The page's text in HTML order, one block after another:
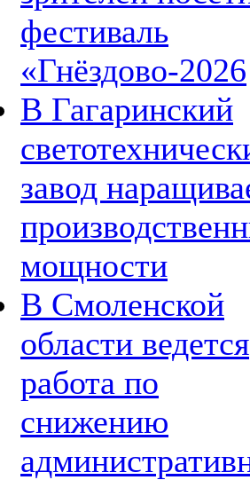
фестиваль
«Гнёздово-2026
В Гагаринский
завод
мощности
В Смоленской
области ведется
работа по
снижению